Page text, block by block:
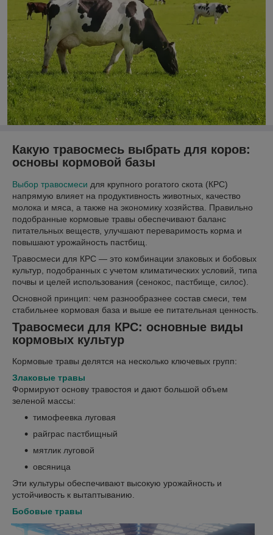
Какую травосмесь выбрать для коров:
основы кормовой базы
Выбор травосмеси для крупного рогатого скота (КРС)
напрямую влияет на продуктивность животных, качество
молока и мяса, а также на экономику хозяйства. Правильно
подобранные кормовые травы обеспечивают баланс
питательных веществ, улучшают переваримость корма и
повышают урожайность пастбищ.
Травосмеси для КРС — это комбинации злаковых и бобовых
культур, подобранных с учетом климатических условий, типа
почвы и целей использования (сенокос, пастбище, силос).
Основной принцип: чем разнообразнее состав смеси, тем
стабильнее кормовая база и выше ее питательная ценность.
Травосмеси для КРС: основные виды
кормовых культур
Кормовые травы делятся на несколько ключевых групп:
Злаковые травы
Формируют основу травостоя и дают большой объем
зеленой массы:
тимофеевка луговая
райграс пастбищный
мятлик луговой
овсяница
Эти культуры обеспечивают высокую урожайность и
устойчивость к вытаптыванию.
Бобовые травы